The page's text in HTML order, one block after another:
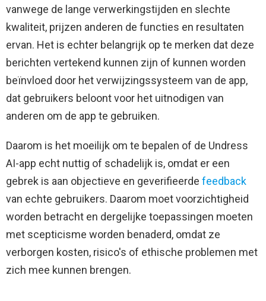
vanwege de lange verwerkingstijden en slechte
kwaliteit, prijzen anderen de functies en resultaten
ervan. Het is echter belangrijk op te merken dat deze
berichten vertekend kunnen zijn of kunnen worden
beïnvloed door het verwijzingssysteem van de app,
dat gebruikers beloont voor het uitnodigen van
anderen om de app te gebruiken.
Daarom is het moeilijk om te bepalen of de Undress
AI-app echt nuttig of schadelijk is, omdat er een
gebrek is aan objectieve en geverifieerde feedback
van echte gebruikers. Daarom moet voorzichtigheid
worden betracht en dergelijke toepassingen moeten
met scepticisme worden benaderd, omdat ze
verborgen kosten, risico's of ethische problemen met
zich mee kunnen brengen.